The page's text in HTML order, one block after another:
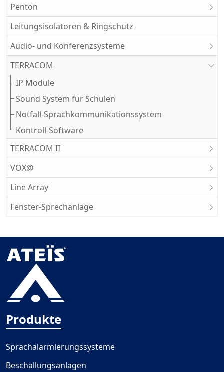
Penton
Leitungsisolatoren & Ringschutz
Audio- und Konferenzsysteme
TERRACOM
IP Module
Sound System für Schulen
Notfall-Sprachkommunikationssystem
Kontroll-Software
TERRACOM II
VOX@
Line Array
Fenster-Sprechanlage
Produkte
Sprachalarmierungssysteme
Beschallungsanlagen